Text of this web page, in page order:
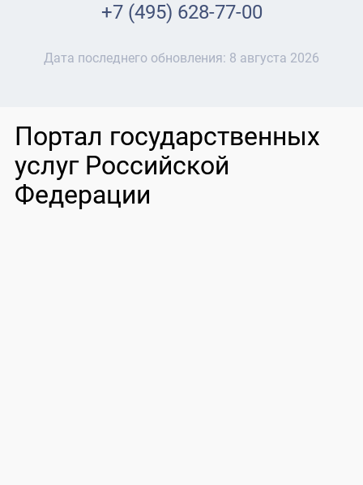
+7 (495) 628-77-00
Дата последнего обновления: 8 августа 2026
Портал государственных
услуг Российской
Федерации